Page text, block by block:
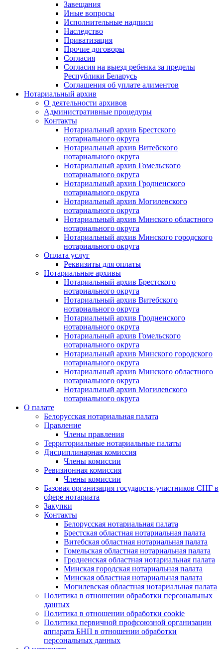
Завещания
Иные вопросы
Исполнительные надписи
Наследство
Приватизация
Прочие договоры
Согласия
Согласия на выезд ребенка за пределы
Республики Беларусь
Соглашения об уплате алиментов
Нотариальный архив
О деятельности архивов
Административные процедуры
Контакты
Нотариальный архив Брестского
нотариального округа
Нотариальный архив Витебского
нотариального округа
Нотариальный архив Гомельского
нотариального округа
Нотариальный архив Гродненского
нотариального округа
Нотариальный архив Могилевского
нотариального округа
Нотариальный архив Минского областного
нотариального округа
Нотариальный архив Минского городского
нотариального округа
Оплата услуг
Реквизиты для оплаты
Нотариальные архивы
Нотариальный архив Брестского
нотариального округа
Нотариальный архив Витебского
нотариального округа
Нотариальный архив Гродненского
нотариального округа
Нотариальный архив Гомельского
нотариального округа
Нотариальный архив Минского городского
нотариального округа
Нотариальный архив Минского областного
нотариального округа
Нотариальный архив Могилевского
нотариального округа
О палате
Белорусская нотариальная палата
Правление
Члены правления
Территориальные нотариальные палаты
Дисциплинарная комиссия
Члены комиссии
Ревизионная комиссия
Члены комиссии
Базовая организация государств-участников СНГ в
сфере нотариата
Закупки
Контакты
Белорусская нотариальная палата
Брестская областная нотариальная палата
Витебская областная нотариальная палата
Гомельская областная нотариальная палата
Гродненская областная нотариальная палата
Минская городская нотариальная палата
Минская областная нотариальная палата
Могилевская областная нотариальная палата
Политика в отношении обработки персональных
данных
Политика в отношении обработки cookie
Политика первичной профсоюзной организации
аппарата БНП в отношении обработки
персональных данных